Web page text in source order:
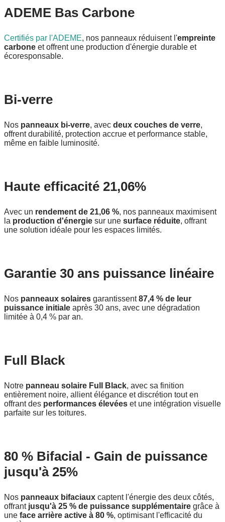
ADEME Bas Carbone
Certifiés par l'ADEME, nos panneaux réduisent l'empreinte
carbone et offrent une production d'énergie durable et
écoresponsable.
Bi-verre
Nos panneaux bi-verre, avec deux couches de verre,
offrent durabilité, protection accrue et performance stable,
même en faible luminosité.
Haute efficacité 21,06%
Avec un rendement de 21,06 %, nos panneaux maximisent
la production d'énergie sur une surface réduite, offrant
une solution idéale pour les espaces limités.
Garantie 30 ans puissance linéaire
Nos panneaux solaires garantissent87,4 % de leur
puissance initiale après 30 ans, avec une dégradation
limitée à 0,4 % par an.
Full Black
Notre panneau solaire Full Black, avec sa finition
entièrement noire, allient élégance et discrétion tout en
offrant des performances élevées et une intégration visuelle
parfaite sur les toitures.
80 % Bifacial - Gain de puissance
jusqu'à 25%
Nos panneaux bifaciaux captent l'énergie des deux côtés,
offrant jusqu'à 25 % de puissance supplémentaire grâce à
une face arrière active à 80 %, optimisant l'efficacité du